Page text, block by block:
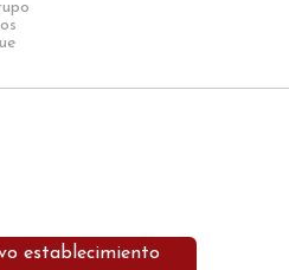
establecimiento